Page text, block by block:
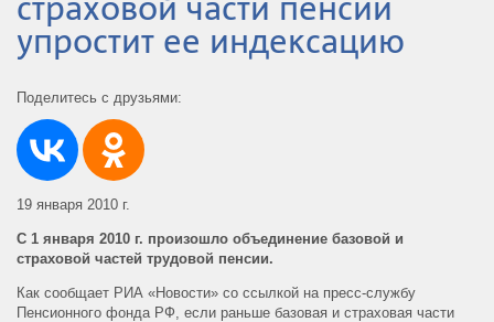
страховой части пенсии
упростит ее индексацию
Поделитесь с друзьями:
19 января 2010 г.
С 1 января 2010 г. произошло объединение базовой и
страховой частей трудовой пенсии.
Как сообщает РИА «Новости» со ссылкой на пресс-службу
Пенсионного фонда РФ, если раньше базовая и страховая части